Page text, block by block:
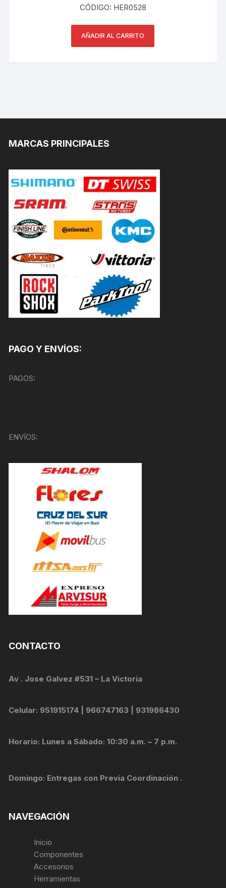
CÓDIGO: HER0528
AÑADIR AL CARRITO
MARCAS PRINCIPALES
PAGO Y ENVÍOS:
PAGOS:
ENVÍOS:
CONTACTO
Av . Jose Galvez #531 – La Victoria
Celular: 951915174 | 966747163 | 931986430
Horario: Lunes a Sábado: 10:30 a.m. – 7 p.m.
Domingo: Entregas con Previa Coordinación .
NAVEGACIÓN
Inicio
Componentes
Accesorios
Herramientas